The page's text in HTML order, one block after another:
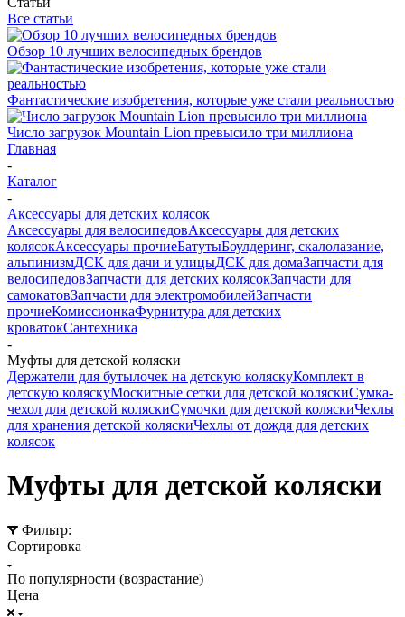
Все статьи
Обзор 10 лучших велосипедных брендов
Фантастические изобретения, которые уже стали реальностью
Число загрузок Mountain Lion превысило три миллиона
Главная
-
Каталог
-
Аксессуары для детских колясок
Аксессуары для велосипедовАксессуары для детских
колясокАксессуары прочиеБатутыБоулдеринг, скалолазание,
альпинизмДСК для дачи и улицыДСК для домаЗапчасти для
велосипедовЗапчасти для детских колясокЗапчасти для
самокатовЗапчасти для электромобилейЗапчасти
прочиеКомиссионкаФурнитура для детских
кроватокСантехника
-
Муфты для детской коляски
Держатели для бутылочек на детскую коляскуКомплект в
детскую коляскуМоскитные сетки для детской коляскиСумка-
чехол для детской коляскиСумочки для детской коляскиЧехлы
для хранения детской коляскиЧехлы от дождя для детских
колясок
Муфты для детской коляски
Фильтр:
Сортировка
По популярности (возрастание)
Цена